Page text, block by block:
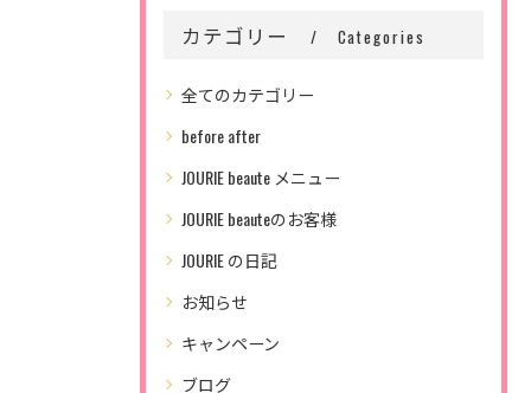
カテゴリー Categories
全てのカテゴリー
before after
JOURIE beaute メニュー
JOURIE beauteのお客様
JOURIE の日記
お知らせ
キャンペーン
ブログ